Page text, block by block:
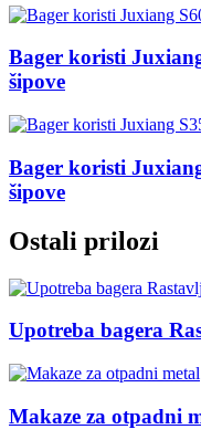
Bager koristi
šipove
Bager koristi
šipove
Ostali prilozi
Upotreba bagera
Makaze za otpadni